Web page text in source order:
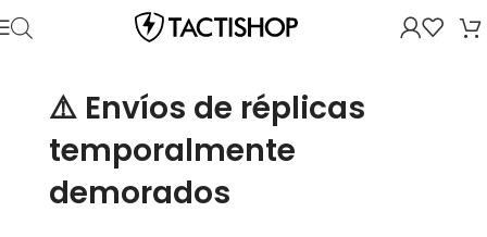
⚠️ Envíos de réplicas
temporalmente
demorados